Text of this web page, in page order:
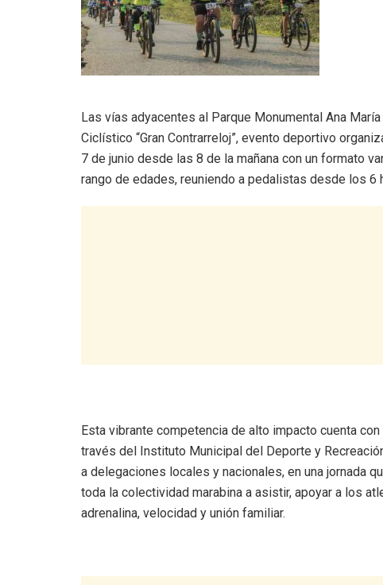
Las vías adyacentes al Parque Monumental Ana
Ciclístico “Gran Contrarreloj”, evento deportivo
7 de junio desde las 8 de la mañana con un formato
rango de edades, reuniendo a pedalistas desde los 6
Esta vibrante competencia de alto impacto cuenta
través del Instituto Municipal del Deporte y
a delegaciones locales y nacionales, en una jornada
toda la colectividad marabina a asistir, apoyar a los
adrenalina, velocidad y unión familiar.